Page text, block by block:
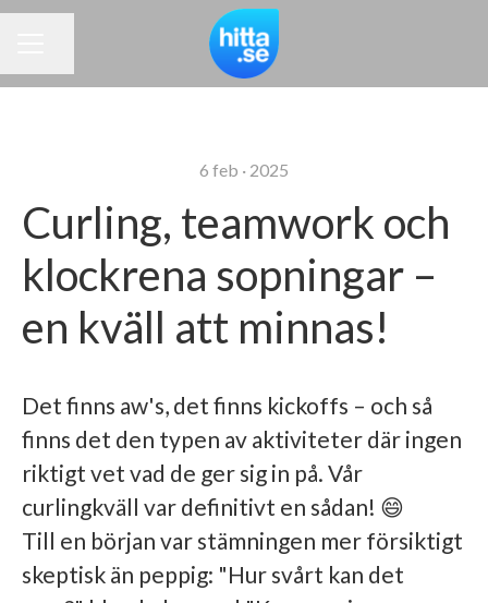
6 feb · 2025
Curling, teamwork och
klockrena sopningar –
en kväll att minnas!
Det finns aw's, det finns kickoffs – och så
finns det den typen av aktiviteter där ingen
riktigt vet vad de ger sig in på. Vår
curlingkväll var definitivt en sådan! 😄
Till en början var stämningen mer försiktigt
skeptisk än peppig: "Hur svårt kan det